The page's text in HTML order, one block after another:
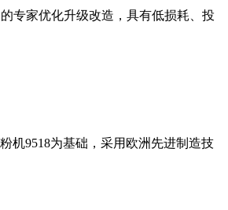
专家优化升级改造，具有低损耗、投
机9518为基础，采用欧洲先进制造技